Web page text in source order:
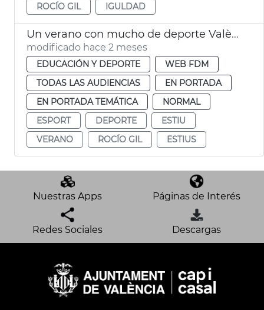
ROCÍO GIL
IGULDAD
Un verano con mucho de deporte València
modificado hace 2 meses
EDUCACIÓN Y DEPORTE
WEB FDM
TODAS LAS AUDIENCIAS
EN PORTADA
EN PORTADA TEMÁTICA
NORMAL
ESPORT
DEPORTE
ESTIU
VERANO
ROCÍO GIL ESTIUS
Nuestras Apps Páginas de Interés
Redes Sociales Descargas